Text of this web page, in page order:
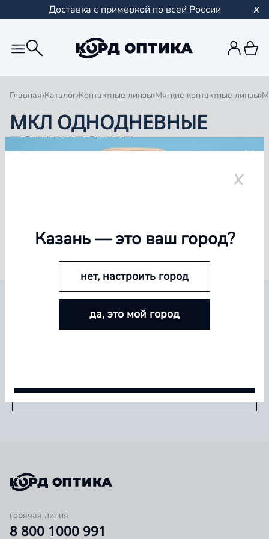
Доставка с примеркой по всей России
Главная Каталог Контактные линзы Мягкие контактные линзы
МКЛ ОДНОДНЕВНЫЕ
ТОРИЧЕСКИЕ
горячая линия
8 800 1000 991
БУДЬТЕ В КУРСЕ ВСЕХ НОВИНОК И
Подписаться
БОЛЬШЕ ЛИНЗ — БОЛЬШЕ СКИДКА
Покупайте контактные линзы Airway и увеличивайте
размер скидки — от 5% до 15%
Казань— это ваш город?
нет, настроить город
да, это мой город